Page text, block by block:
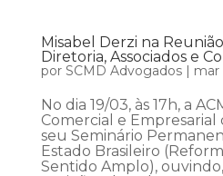
Misabel Derzi na
Diretoria, Associados e
por SCMD Advogados| mar
No dia 19/03, às 17h, a
Comercial e Empresarial
seu Seminário
Estado Brasileiro
Sentido Amplo),